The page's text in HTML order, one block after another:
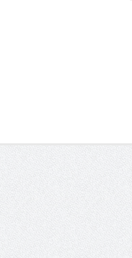
أ.د. فهد المغلوث ) ..
المستحيل